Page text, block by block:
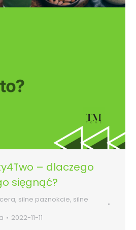
– dlaczego
sięgnąć?
, silne paznokcie, silne
2022-11-11